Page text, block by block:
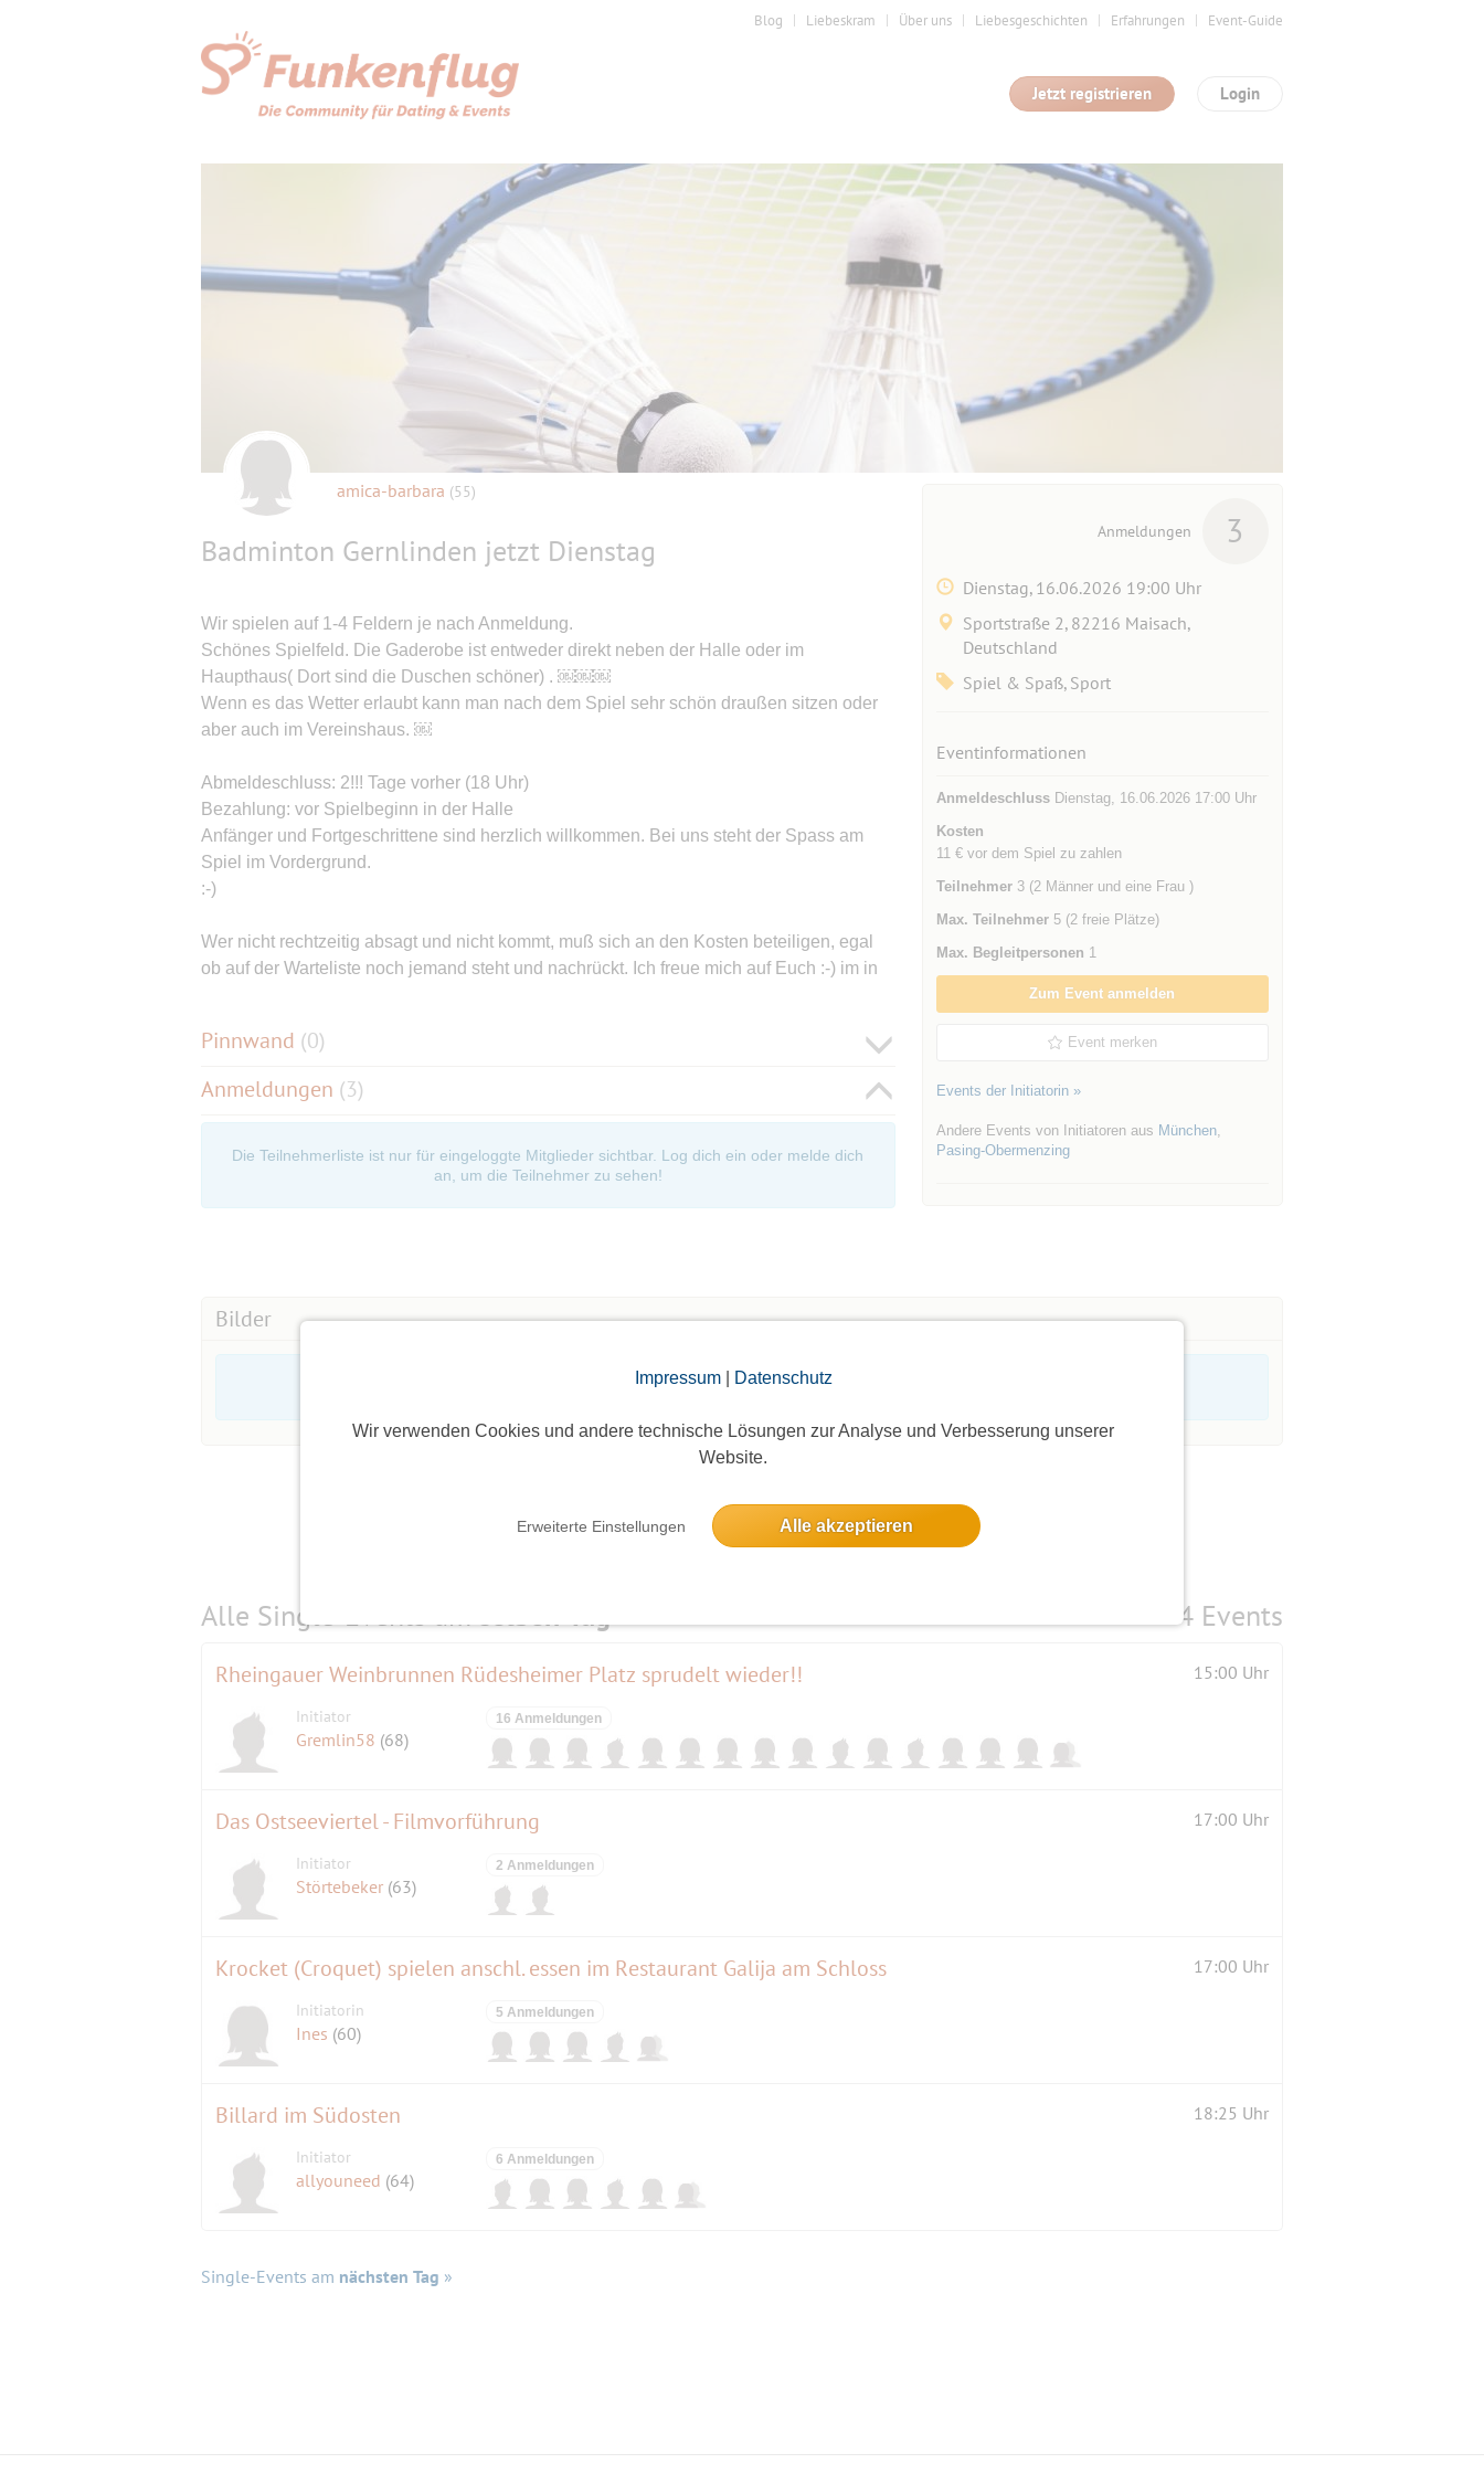
Impressum| Datenschutz
Wir verwenden Cookies und andere technische Lösungen zur Analyse und Verbesserung unserer
Website.
Erweiterte Einstellungen Alle akzeptieren
Blog Liebeskram Über uns Liebesgeschichten Erfahrungen Event-Guide
Login
Jetzt registrieren
amica-barbara (55)
Badminton Gernlinden jetzt Dienstag
Wir spielen auf 1-4 Feldern je nach Anmeldung.
Schönes Spielfeld. Die Gaderobe ist entweder direkt neben der Halle oder im
Haupthaus( Dort sind die Duschen schöner) . ￼￼￼
Wenn es das Wetter erlaubt kann man nach dem Spiel sehr schön draußen sitzen oder
aber auch im Vereinshaus. ￼
Abmeldeschluss: 2!!! Tage vorher (18 Uhr)
Bezahlung: vor Spielbeginn in der Halle
Anfänger und Fortgeschrittene sind herzlich willkommen. Bei uns steht der Spass am
Spiel im Vordergrund.
:-)
Wer nicht rechtzeitig absagt und nicht kommt, muß sich an den Kosten beteiligen, egal
ob auf der Warteliste noch jemand steht und nachrückt. Ich freue mich auf Euch :-) im in
Pinnwand (0)
Anmeldungen (3)
Die Teilnehmerliste ist nur für eingeloggte Mitglieder sichtbar. Log dich ein oder melde dich
an, um die Teilnehmer zu sehen!
Anmeldungen 3
Dienstag, 16.06.2026 19:00 Uhr
Sportstraße 2, 82216 Maisach,
Deutschland
Spiel & Spaß, Sport
Eventinformationen
AnmeldeschlussDienstag, 16.06.2026 17:00 Uhr
Kosten
11 € vor dem Spiel zu zahlen
Teilnehmer3 (2 Männer und eine Frau )
Max. Teilnehmer5 (2 freie Plätze)
Max. Begleitpersonen 1
Zum Event anmelden
Event merken
Events der Initiatorin »
Andere Events von Initiatoren aus München,
Pasing-Obermenzing
Bilder
Die Bildergalerien sind nur für eingeloggte Mitglieder sichtbar.
Alle Single-Events amselben Tag 4 Events
Rheingauer Weinbrunnen Rüdesheimer Platz sprudelt wieder!! 15:00 Uhr
Initiator
Gremlin58 (68)
16 Anmeldungen
Das Ostseeviertel - Filmvorführung 17:00 Uhr
Initiator
Störtebeker (63)
2 Anmeldungen
Krocket (Croquet) spielen anschl. essen im Restaurant Galija am Schloss 17:00 Uhr
Initiatorin
Ines (60)
5 Anmeldungen
Billard im Südosten 18:25 Uhr
Initiator
allyouneed (64)
6 Anmeldungen
Single-Events am nächsten Tag »